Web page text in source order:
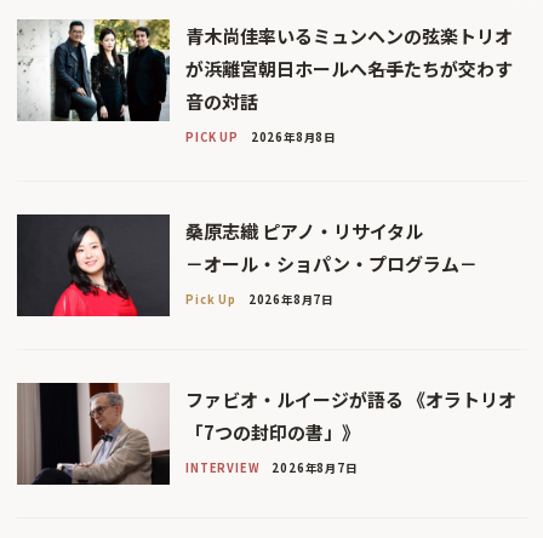
青木尚佳率いるミュンヘンの弦楽トリオ
が浜離宮朝日ホールへ――名手たちが交わす
音の対話
PICK UP 2026年8月8日
桑原志織 ピアノ・リサイタル
－オール・ショパン・プログラム－
Pick Up 2026年8月7日
ファビオ・ルイージが語る 《オラトリオ
「7つの封印の書」》
INTERVIEW 2026年8月7日